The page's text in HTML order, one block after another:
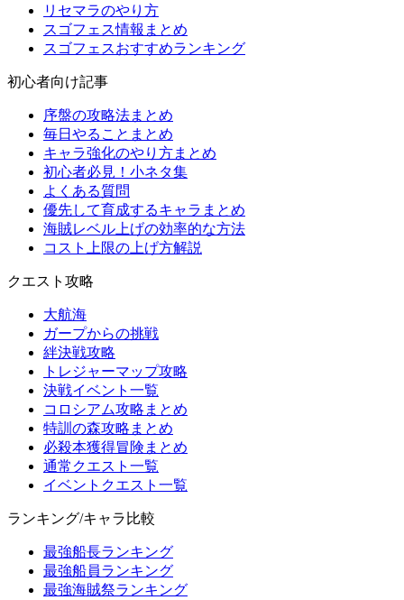
リセマラのやり方
スゴフェス情報まとめ
スゴフェスおすすめランキング
初心者向け記事
序盤の攻略法まとめ
毎日やることまとめ
キャラ強化のやり方まとめ
初心者必見！小ネタ集
よくある質問
優先して育成するキャラまとめ
海賊レベル上げの効率的な方法
コスト上限の上げ方解説
クエスト攻略
大航海
ガープからの挑戦
絆決戦攻略
トレジャーマップ攻略
決戦イベント一覧
コロシアム攻略まとめ
特訓の森攻略まとめ
必殺本獲得冒険まとめ
通常クエスト一覧
イベントクエスト一覧
ランキング/キャラ比較
最強船長ランキング
最強船員ランキング
最強海賊祭ランキング